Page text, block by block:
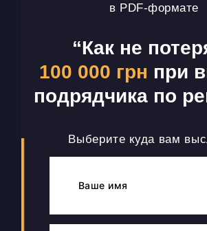
в PDF-формате
“Как не
100 000 грн при
подрядчика по
Выберите куда вам